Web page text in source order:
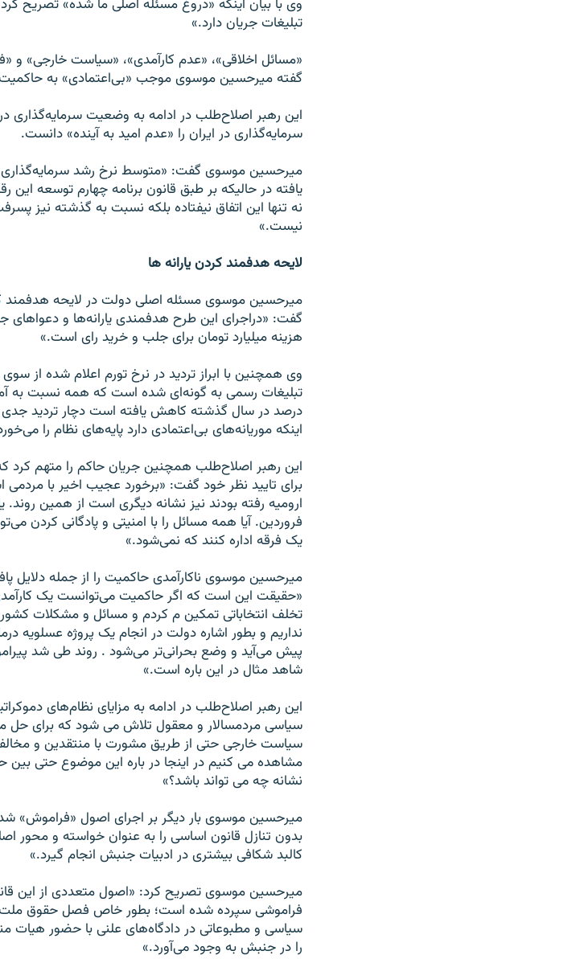
وی با بیان اینکه «دروغ مسئله اصلی ما شده» تصریح
تبلیغات جریان دارد.»
«مسائل اخلاقی»، «عدم کارآمدی»، «سیاست خارجی» و
گفته میرحسین موسوی موجب «بی‌اعتمادی» به
این رهبر اصلاح‌‌طلب در ادامه به وضعیت سرمایه‌گذاری
سرمایه‌گذاری در ایران را «عدم امید به آینده» دانست.
نه تنها این اتفاق نیفتاده بلکه نسبت به گذشته نیز
نیست.»
لایحه هدفمند کردن یارانه ها
میرحسین موسوی مسئله اصلی دولت در لایحه هدفمند
گفت: «دراجرای این طرح هدفمندی یارانه‌ها و
هزینه میلیارد تومان برای جلب و خرید رای است.»
وی همچنین با ابراز تردید در نرخ تورم اعلام شده از
اینکه موریانه‌های بی‌اعتمادی دارد پایه‌های نظام را
این رهبر اصلاح‌طلب همچنین جریان حاکم را متهم کرد
برای تایید نظر خود گفت: «برخورد عجیب اخیر با
فروردین. آیا همه مسائل را با امنیتی و پادگانی کردن
یک فرقه اداره کنند که نمی‌شود.»
میرحسین موسوی ناکارآمدی حاکمیت را از جمله
«حقیقت این است که اگر حاکمیت می‌توانست یک
تخلف انتخاباتی تمکین م‌ کردم و مسائل و مشکلات
نداریم و بطور اشاره دولت در انجام یک پروژه
پیش می‌آید و وضع بحرانی‌تر می‌شود . روند طی شد
شاهد مثال در این باره است.»
این رهبر اصلاح‌طلب در ادامه به مزایای نظام‌های
سیاسی مردمسالار و معقول تلاش می شود که برای حل
سیاست خارجی حتی از طریق مشورت با منتقدین و
مشاهده می کنیم در اینجا در باره این موضوع حتی بین
نشانه چه می تواند باشد؟»
میرحسین موسوی بار دیگر بر اجرای اصول «فراموش»
بدون تنازل قانون اساسی را به عنوان خواسته و محور
کالبد شکافی بیشتری در ادبیات جنبش انجام گیرد.»
میرحسین موسوی تصریح کرد: «اصول متعددی از این
سیاسی و مطبوعاتی در دادگاه‌های علنی با حضور هیات
را در جنبش به وجود می‌آورد.»